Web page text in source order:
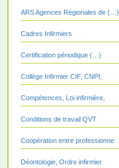
ARS Agences Régionales de (…)
Cadres Infirmiers
Certification périodique (…)
Collège Infirmier CIF, CNPI,
Compétences, Loi infirmière,
Conditions de travail QVT
Coopération entre professionne
Déontologie, Ordre infirmier